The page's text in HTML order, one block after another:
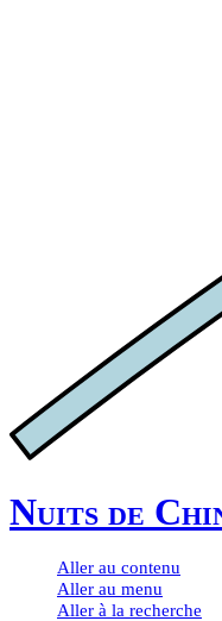
Nuits de
Aller au contenu
Aller au menu
Aller à la recherche